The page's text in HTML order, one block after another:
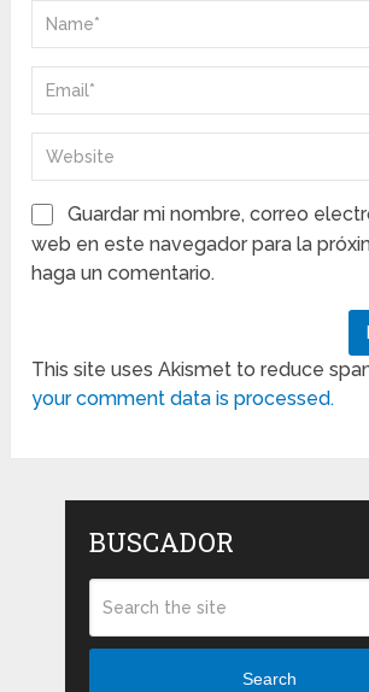
Guardar mi nombre, correo
web en este navegador para la
haga un comentario.
This site uses Akismet to reduce
your comment data is processed.
BUSCADOR
Search